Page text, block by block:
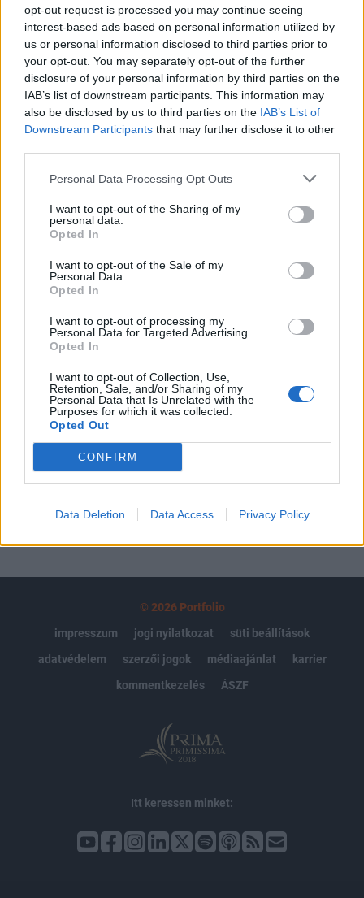
opt-out request is processed you may continue seeing
interest-based ads based on personal information utilized by
us or personal information disclosed to third parties prior to
your opt-out. You may separately opt-out of the further
disclosure of your personal information by third parties on the
IAB’s list of downstream participants. This information may
also be disclosed by us to third parties on the IAB’s List of
Downstream Participants that may further disclose it to other
Personal Data Processing Opt Outs
I want to opt-out of the Sharing of my
personal data.
Opted In
I want to opt-out of the Sale of my
Personal Data.
Opted In
I want to opt-out of processing my
Personal Data for Targeted Advertising.
Opted In
I want to opt-out of Collection, Use,
Retention, Sale, and/or Sharing of my
Personal Data that Is Unrelated with the
Purposes for which it was collected.
Opted Out
CONFIRM
Data Deletion Data Access Privacy Policy
2026. május 05. 21:45
Kedden a forint az euróval és a dollárral szemben is
erősödött. Az euró 361,7, a dollár 309,2 forintot ér. Ez mind
a két deviza esetében mintegy 1 százalékos
forinterősödést jelent. EUR/HUF árfolyamának alakulása
Forrás: Portfolio-Teletrader Kft. Devizapárok, indexek,
KEDVES OLVASÓNK!
tartozik, melynek olvasása előfizetéses
regisztrációhoz kötött.
Az előfizetés a következőket tartalmazza:
Portfolio.hu teljes cikkarchívum
kötéslistái
MÁR ELŐFIZETŐNK VAGY?BEJELENTKEZÉS
© 2026 Portfolio
impresszum
jogi nyilatkozat
süti beállítások
adatvédelem
szerzői jogok médiaajánlat
karrier
kommentkezelés
ÁSZF
Itt keressen minket: